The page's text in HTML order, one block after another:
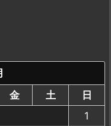
金 土
日
1